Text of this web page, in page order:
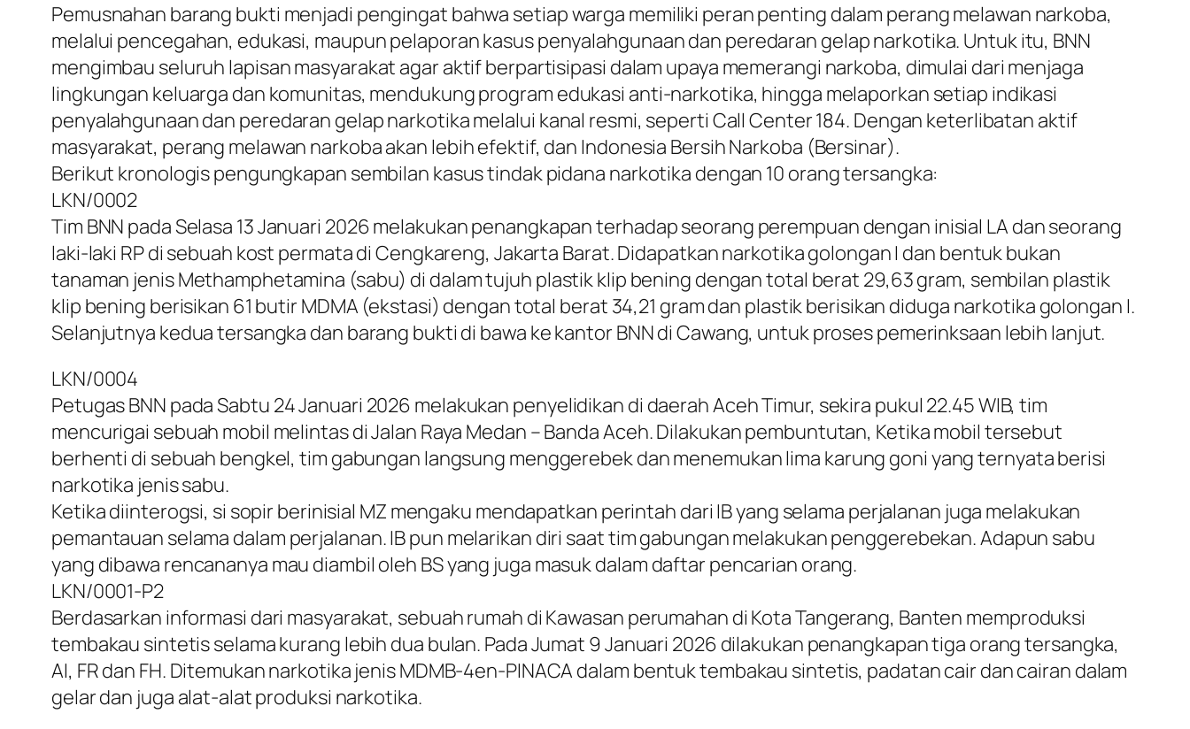
Pemusnahan barang bukti menjadi pengingat bahwa setiap warga memiliki peran penting dalam perang melawan narkoba,
melalui pencegahan, edukasi, maupun pelaporan kasus penyalahgunaan dan peredaran gelap narkotika. Untuk itu, BNN
mengimbau seluruh lapisan masyarakat agar aktif berpartisipasi dalam upaya memerangi narkoba, dimulai dari menjaga
lingkungan keluarga dan komunitas, mendukung program edukasi anti-narkotika, hingga melaporkan setiap indikasi
penyalahgunaan dan peredaran gelap narkotika melalui kanal resmi, seperti Call Center 184. Dengan keterlibatan aktif
masyarakat, perang melawan narkoba akan lebih efektif, dan Indonesia Bersih Narkoba (Bersinar).
Berikut kronologis pengungkapan sembilan kasus tindak pidana narkotika dengan 10 orang tersangka:
LKN/0002
Tim BNN pada Selasa 13 Januari 2026 melakukan penangkapan terhadap seorang perempuan dengan inisial LA dan seorang
laki-laki RP di sebuah kost permata di Cengkareng, Jakarta Barat. Didapatkan narkotika golongan I dan bentuk bukan
tanaman jenis Methamphetamina (sabu) di dalam tujuh plastik klip bening dengan total berat 29,63 gram, sembilan plastik
klip bening berisikan 61 butir MDMA (ekstasi) dengan total berat 34,21 gram dan plastik berisikan diduga narkotika golongan I.
Selanjutnya kedua tersangka dan barang bukti di bawa ke kantor BNN di Cawang, untuk proses pemerinksaan lebih lanjut.
LKN/0004
Petugas BNN pada Sabtu 24 Januari 2026 melakukan penyelidikan di daerah Aceh Timur, sekira pukul 22.45 WIB, tim
mencurigai sebuah mobil melintas di Jalan Raya Medan – Banda Aceh. Dilakukan pembuntutan, Ketika mobil tersebut
berhenti di sebuah bengkel, tim gabungan langsung menggerebek dan menemukan lima karung goni yang ternyata berisi
narkotika jenis sabu.
Ketika diinterogsi, si sopir berinisial MZ mengaku mendapatkan perintah dari IB yang selama perjalanan juga melakukan
pemantauan selama dalam perjalanan. IB pun melarikan diri saat tim gabungan melakukan penggerebekan. Adapun sabu
yang dibawa rencananya mau diambil oleh BS yang juga masuk dalam daftar pencarian orang.
LKN/0001-P2
Berdasarkan informasi dari masyarakat, sebuah rumah di Kawasan perumahan di Kota Tangerang, Banten memproduksi
tembakau sintetis selama kurang lebih dua bulan. Pada Jumat 9 Januari 2026 dilakukan penangkapan tiga orang tersangka,
AI, FR dan FH. Ditemukan narkotika jenis MDMB-4en-PINACA dalam bentuk tembakau sintetis, padatan cair dan cairan dalam
gelar dan juga alat-alat produksi narkotika.